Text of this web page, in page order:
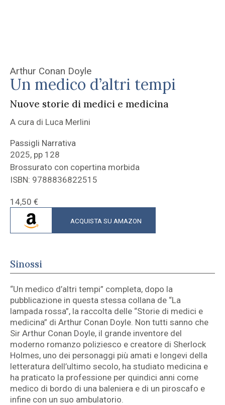
Arthur Conan Doyle
Un medico d’altri tempi
Nuove storie di medici e medicina
A cura di Luca Merlini
Passigli Narrativa
2025, pp 128
Brossurato con copertina morbida
ISBN: 9788836822515
14,50 €
ACQUISTA SU AMAZON
Sinossi
“Un medico d’altri tempi” completa, dopo la
pubblicazione in questa stessa collana de “La
lampada rossa”, la raccolta delle “Storie di medici e
medicina” di Arthur Conan Doyle. Non tutti sanno che
Sir Arthur Conan Doyle, il grande inventore del
moderno romanzo poliziesco e creatore di Sherlock
Holmes, uno dei personaggi più amati e longevi della
letteratura dell’ultimo secolo, ha studiato medicina e
ha praticato la professione per quindici anni come
medico di bordo di una baleniera e di un piroscafo e
infine con un suo ambulatorio.